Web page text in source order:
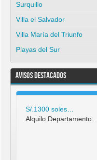
Surquillo
Villa el Salvador
Villa María del Triunfo
Playas del Sur
Avisos Destacados
S/.1300 soles…
Alquilo Departamento…